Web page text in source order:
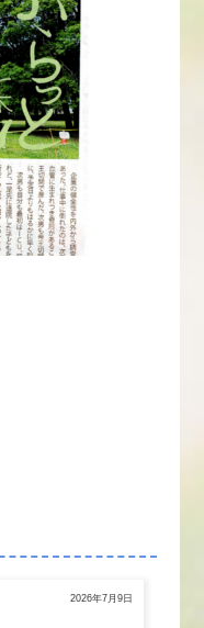
2026年7月9日